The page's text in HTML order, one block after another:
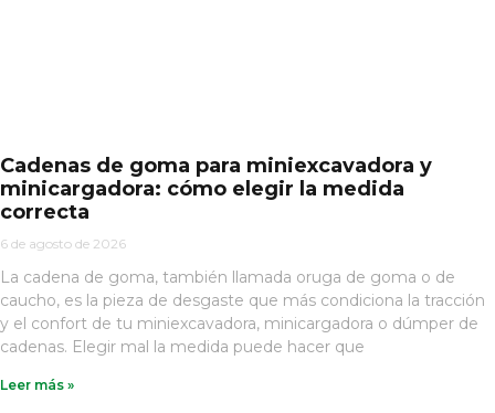
Cadenas de goma para miniexcavadora y
minicargadora: cómo elegir la medida
correcta
6 de agosto de 2026
La cadena de goma, también llamada oruga de goma o de
caucho, es la pieza de desgaste que más condiciona la tracción
y el confort de tu miniexcavadora, minicargadora o dúmper de
cadenas. Elegir mal la medida puede hacer que
Leer más »